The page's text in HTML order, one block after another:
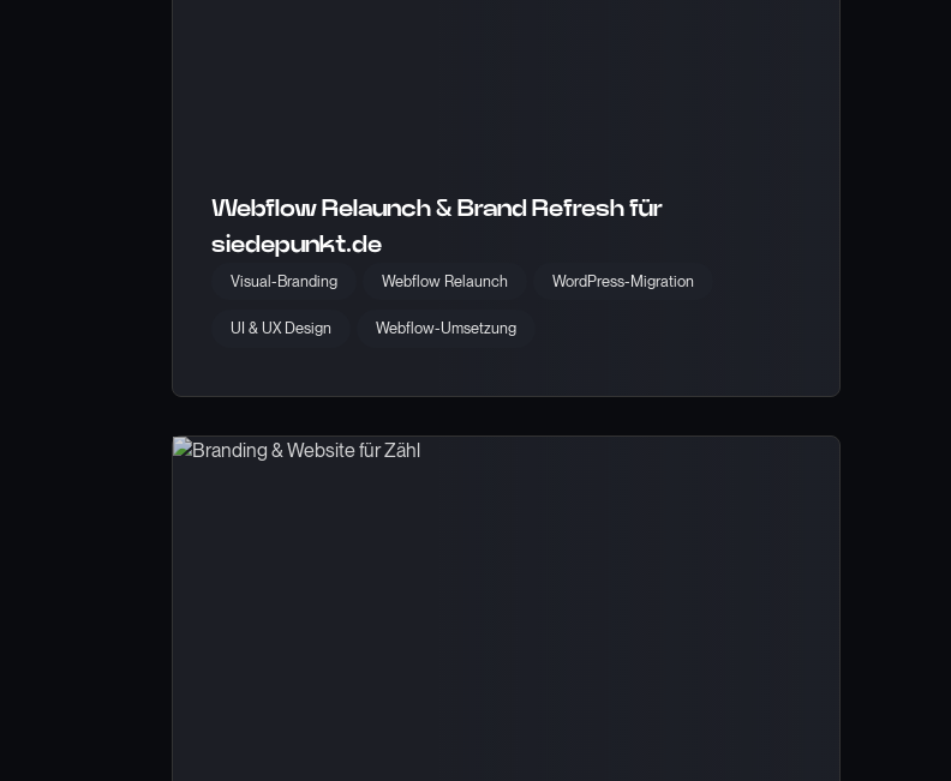
Webflow Relaunch & Brand Refresh für
siedepunkt.de
Visual-Branding Webflow Relaunch WordPress-Migration
UI & UX Design Webflow-Umsetzung